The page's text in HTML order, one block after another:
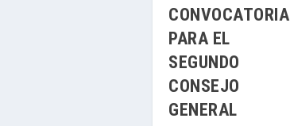
CONVOCATORIA
PARA EL
SEGUNDO
CONSEJO
GENERAL